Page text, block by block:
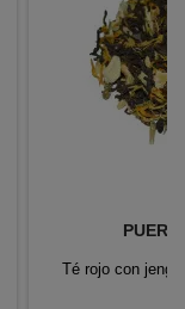
Té rojo con